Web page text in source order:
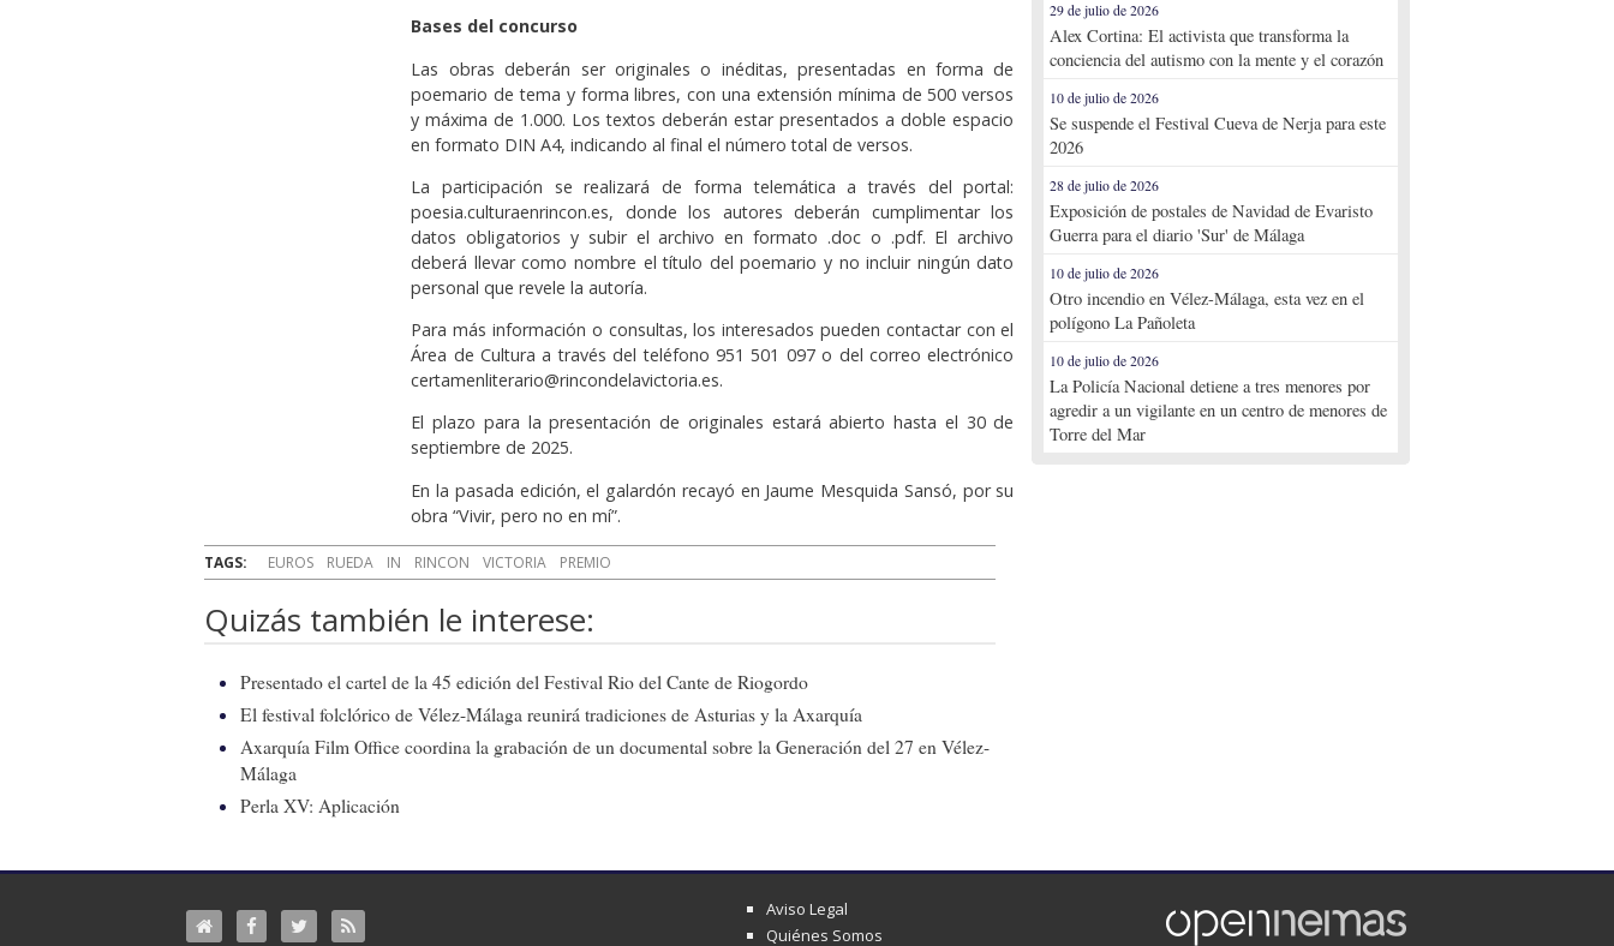
Bases del concurso
Las obras deberán ser originales o inéditas, presentadas en forma de
poemario de tema y forma libres, con una extensión mínima de 500 versos
y máxima de 1.000. Los textos deberán estar presentados a doble espacio
en formato DIN A4, indicando al final el número total de versos.
La participación se realizará de forma telemática a través del portal:
poesia.culturaenrincon.es, donde los autores deberán cumplimentar los
datos obligatorios y subir el archivo en formato .doc o .pdf. El archivo
deberá llevar como nombre el título del poemario y no incluir ningún dato
personal que revele la autoría.
Para más información o consultas, los interesados pueden contactar con el
Área de Cultura a través del teléfono 951 501 097 o del correo electrónico
certamenliterario@rincondelavictoria.es.
El plazo para la presentación de originales estará abierto hasta el 30 de
septiembre de 2025.
En la pasada edición, el galardón recayó en Jaume Mesquida Sansó, por su
obra “Vivir, pero no en mí”.
TAGS: EUROS RUEDA IN RINCON VICTORIA PREMIO
Quizás también le interese:
Presentado el cartel de la 45 edición del Festival Rio del Cante de Riogordo
El festival folclórico de Vélez-Málaga reunirá tradiciones de Asturias y la Axarquía
Axarquía Film Office coordina la grabación de un documental sobre la Generación del 27 en Vélez-
Málaga
Perla XV: Aplicación
29 de julio de 2026
Alex Cortina: El activista que transforma la
conciencia del autismo con la mente y el corazón
10 de julio de 2026
Se suspende el Festival Cueva de Nerja para este
2026
28 de julio de 2026
Exposición de postales de Navidad de Evaristo
Guerra para el diario 'Sur' de Málaga
10 de julio de 2026
Otro incendio en Vélez-Málaga, esta vez en el
polígono La Pañoleta
10 de julio de 2026
La Policía Nacional detiene a tres menores por
agredir a un vigilante en un centro de menores de
Torre del Mar
Aviso Legal
Quiénes Somos